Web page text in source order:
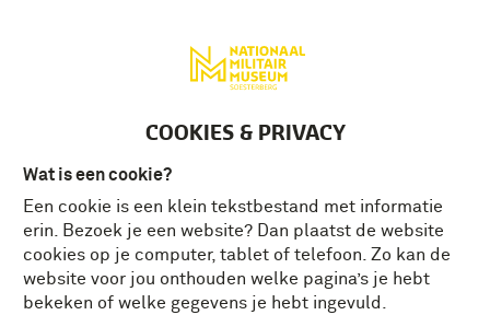
COOKIES & PRIVACY
Wat is een cookie?
Een cookie is een klein tekstbestand met informatie
erin. Bezoek je een website? Dan plaatst de website
cookies op je computer, tablet of telefoon. Zo kan de
website voor jou onthouden welke pagina’s je hebt
bekeken of welke gegevens je hebt ingevuld.
AANSLAG
KONINGINNEDAG
INTERVIEW MET ADJUDANT-ONDEROFFICIER